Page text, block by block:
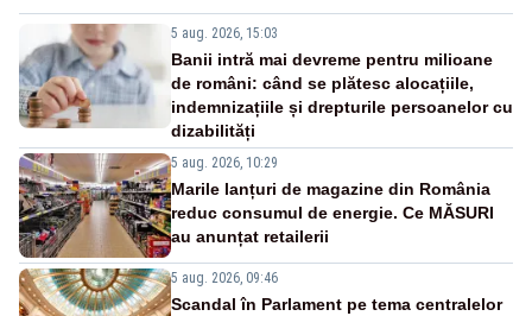
5 aug. 2026, 15:03
Banii intră mai devreme pentru milioane
de români: când se plătesc alocațiile,
indemnizațiile și drepturile persoanelor cu
dizabilități
5 aug. 2026, 10:29
Marile lanțuri de magazine din România
reduc consumul de energie. Ce MĂSURI
au anunțat retailerii
5 aug. 2026, 09:46
Scandal în Parlament pe tema centralelor